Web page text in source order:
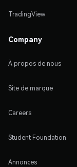
TradingView
Company
À propos de nous
Site de marque
Careers
Student Foundation
Annonces